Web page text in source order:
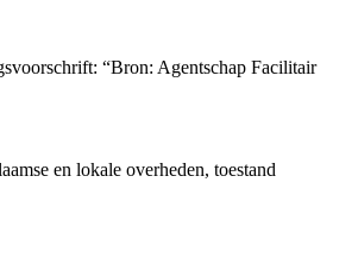
“Bron: Agentschap Facilitair
en lokale overheden, toestand